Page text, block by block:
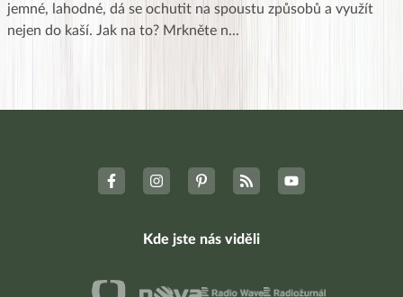
jemné, lahodné, dá se ochutit na spoustu způsobů a využít
nejen do kaší. Jak na to? Mrkněte n...
Kde jste nás viděli